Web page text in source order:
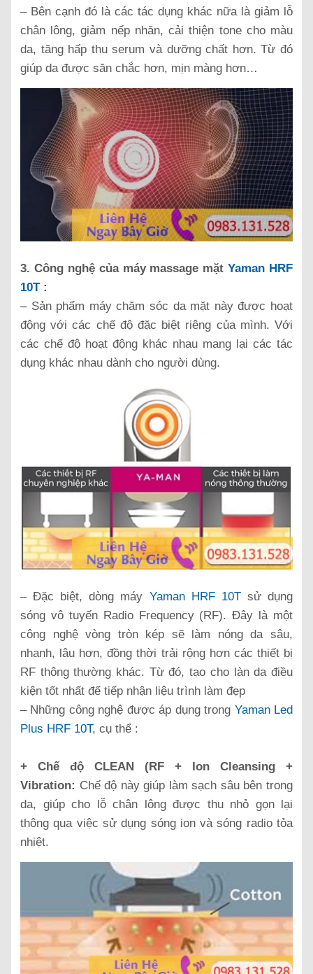
– Bên cạnh đó là các tác dụng khác nữa là giảm lỗ
chân lông, giảm nếp nhăn, cải thiện tone cho màu
da, tăng hấp thu serum và dưỡng chất hơn. Từ đó
giúp da được săn chắc hơn, mịn màng hơn…
3. Công nghệ của máy massage mặtYaman HRF
10T:
– Sản phẩm máy chăm sóc da mặt này được hoạt
động với các chế độ đặc biệt riêng của mình. Với
các chế độ hoạt động khác nhau mang lại các tác
dụng khác nhau dành cho người dùng.
– Đặc biệt, dòng máy Yaman HRF 10Tsử dụng
sóng vô tuyến Radio Frequency (RF). Đây là một
công nghệ vòng tròn kép sẽ làm nóng da sâu,
nhanh, lâu hơn, đồng thời trải rộng hơn các thiết bị
RF thông thường khác. Từ đó, tạo cho làn da điều
kiện tốt nhất để tiếp nhận liệu trình làm đẹp
– Những công nghệ được áp dụng trong Yaman Led
Plus HRF 10T, cụ thể :
+ Chế độ CLEAN (RF + Ion Cleansing +
Vibration: Chế độ này giúp làm sạch sâu bên trong
da, giúp cho lỗ chân lông được thu nhỏ gọn lại
thông qua việc sử dụng sóng ion và sóng radio tỏa
nhiệt.